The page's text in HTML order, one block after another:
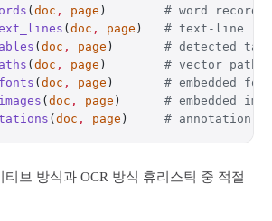
( doc , page ) # word records
( doc , page ) # text-line
( doc , page ) # detected
( doc , page ) # vector path
( doc , page ) # embedded
( doc , page ) # embedded
( doc , page ) # annotation
브 방식과 OCR 방식 휴리스틱 중 적절